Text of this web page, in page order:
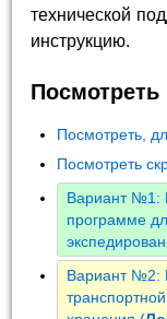
технической
инструкцию.
Посмотреть
Посмотреть,
Посмотреть
Вариант №1:
программе
Вариант №2: